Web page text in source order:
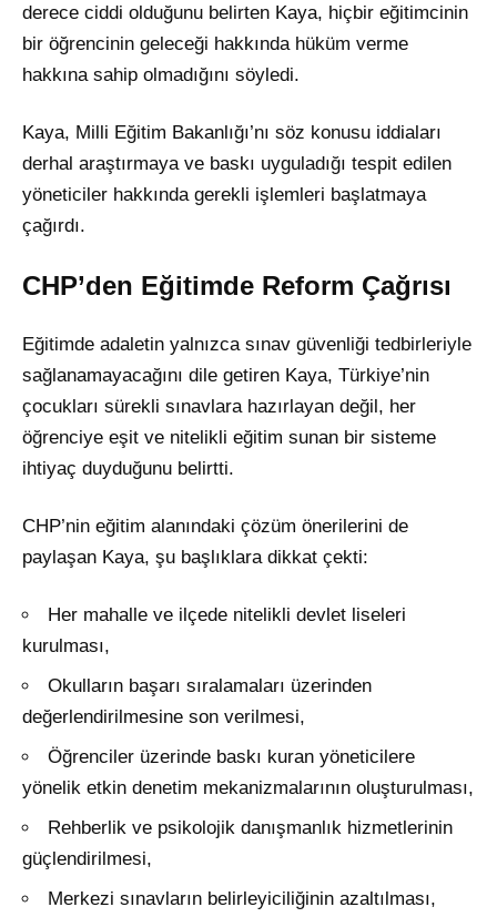
derece ciddi olduğunu belirten Kaya, hiçbir eğitimcinin
bir öğrencinin geleceği hakkında hüküm verme
hakkına sahip olmadığını söyledi.
Kaya, Milli Eğitim Bakanlığı’nı söz konusu iddiaları
derhal araştırmaya ve baskı uyguladığı tespit edilen
yöneticiler hakkında gerekli işlemleri başlatmaya
çağırdı.
CHP’den Eğitimde Reform Çağrısı
Eğitimde adaletin yalnızca sınav güvenliği tedbirleriyle
sağlanamayacağını dile getiren Kaya, Türkiye’nin
çocukları sürekli sınavlara hazırlayan değil, her
öğrenciye eşit ve nitelikli eğitim sunan bir sisteme
ihtiyaç duyduğunu belirtti.
CHP’nin eğitim alanındaki çözüm önerilerini de
paylaşan Kaya, şu başlıklara dikkat çekti:
Her mahalle ve ilçede nitelikli devlet liseleri
kurulması,
Okulların başarı sıralamaları üzerinden
değerlendirilmesine son verilmesi,
Öğrenciler üzerinde baskı kuran yöneticilere
yönelik etkin denetim mekanizmalarının oluşturulması,
Rehberlik ve psikolojik danışmanlık hizmetlerinin
güçlendirilmesi,
Merkezi sınavların belirleyiciliğinin azaltılması,